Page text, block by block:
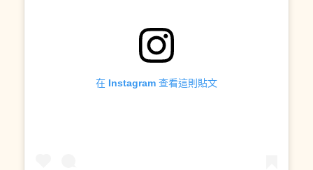
在 Instagram 查看這則貼文